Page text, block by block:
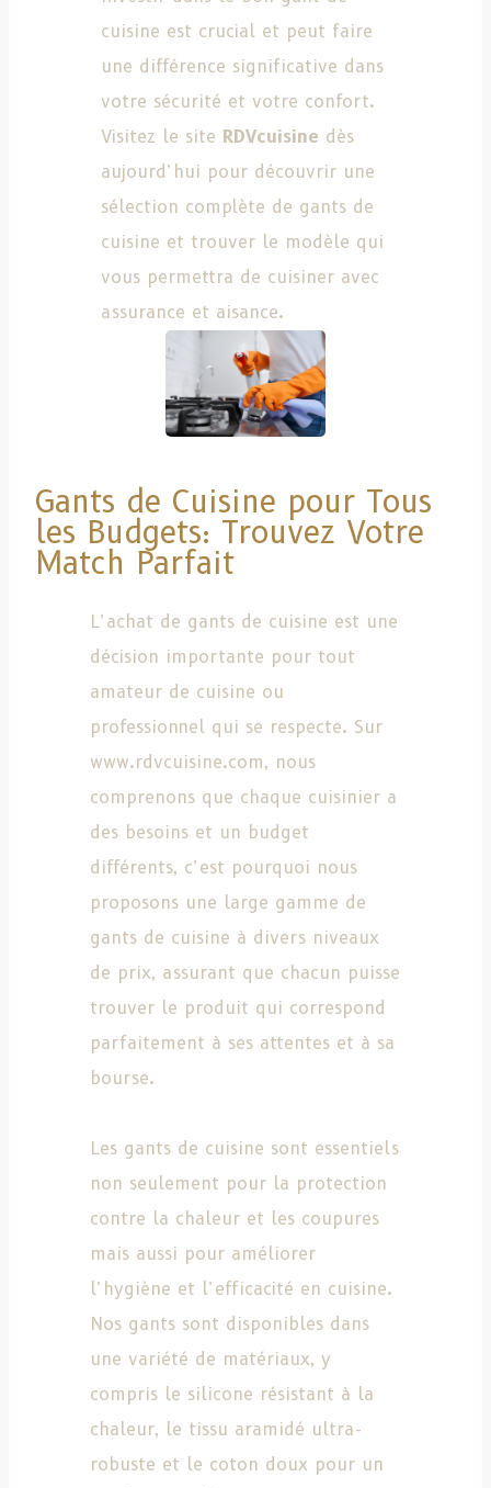
cuisine est crucial et peut faire
une différence significative dans
votre sécurité et votre confort.
Visitez le site RDVcuisine dès
aujourd’hui pour découvrir une
sélection complète de gants de
cuisine et trouver le modèle qui
vous permettra de cuisiner avec
assurance et aisance.
Gants de Cuisine pour Tous
les Budgets: Trouvez Votre
Match Parfait
L’achat de gants de cuisine est une
décision importante pour tout
amateur de cuisine ou
professionnel qui se respecte. Sur
www.rdvcuisine.com, nous
comprenons que chaque cuisinier a
des besoins et un budget
différents, c’est pourquoi nous
proposons une large gamme de
gants de cuisine à divers niveaux
de prix, assurant que chacun puisse
trouver le produit qui correspond
parfaitement à ses attentes et à sa
bourse.
Les gants de cuisine sont essentiels
non seulement pour la protection
contre la chaleur et les coupures
mais aussi pour améliorer
l’hygiène et l’efficacité en cuisine.
Nos gants sont disponibles dans
une variété de matériaux, y
compris le silicone résistant à la
chaleur, le tissu aramidé ultra-
robuste et le coton doux pour un